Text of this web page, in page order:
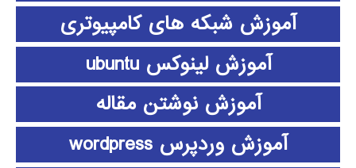
آموزش شبکه های کامپیوتری
آموزش لینوکس ubuntu
آموزش نوشتن مقاله
آموزش وردپرس wordpress